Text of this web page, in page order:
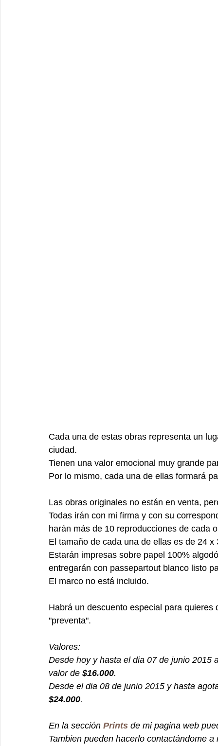
Cada una de estas obras representa un
ciudad.
Tienen una valor emocional muy grande
Por lo mismo, cada una de ellas formará
Las obras originales no están en venta,
Todas irán con mi firma y con su
harán más de 10 reproducciones de cada
El tamaño de cada una de ellas es de 24
Estarán impresas sobre papel 100%
entregarán con passepartout blanco listo
El marco no está incluido.
Habrá un descuento especial para
"preventa".
Valores:
Desde hoy y hasta el dia 07 de junio
valor de $16.000.
Desde el dia 08 de junio 2015 y hasta
$24.000.
En la sección Prints de mi pagina web
Tambien pueden hacerlo contactándome